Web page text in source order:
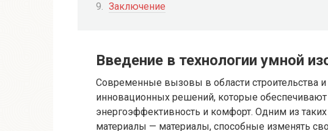
Заключение
Введение в технологии умной
Современные вызовы в области строительства
инновационных решений, которые
энергоэффективность и комфорт. Одним из
материалы — материалы, способные изменять